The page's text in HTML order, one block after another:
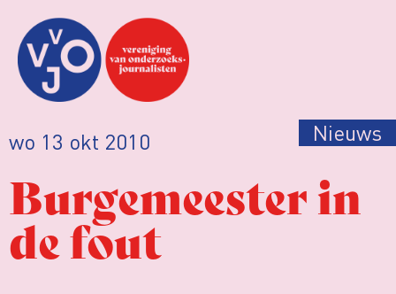
wo 13 okt 2010 Nieuws
Burgemeester in
de fout